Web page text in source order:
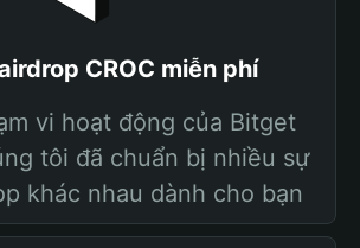
CROC miễn phí
vi hoạt động của Bitget
tôi đã chuẩn bị nhiều sự
khác nhau dành cho bạn